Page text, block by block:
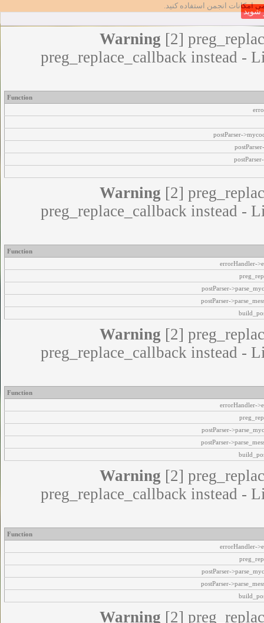
امکانات انجمن استفاده کنید.
Warning [2]
preg_replace_callback instead -
Function
postParser-
Warning [2]
preg_replace_callback instead -
Function
errorHandler-
postParser-
postParser-
Warning [2]
preg_replace_callback instead -
Function
errorHandler-
postParser-
postParser-
Warning [2]
preg_replace_callback instead -
Function
errorHandler-
postParser-
postParser-
Warning [2]